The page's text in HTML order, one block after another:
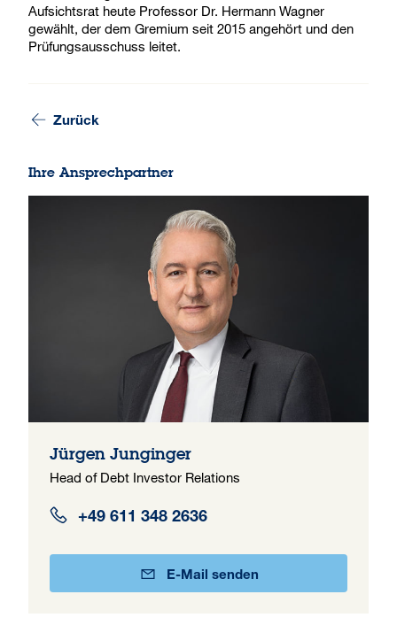
Aufsichtsrat heute Professor Dr. Hermann Wagner
gewählt, der dem Gremium seit 2015 angehört und den
Prüfungsausschuss leitet.
Zurück
Ihre Ansprechpartner
Jürgen Junginger
Head of Debt Investor Relations
+49 611 348 2636
E-Mail senden